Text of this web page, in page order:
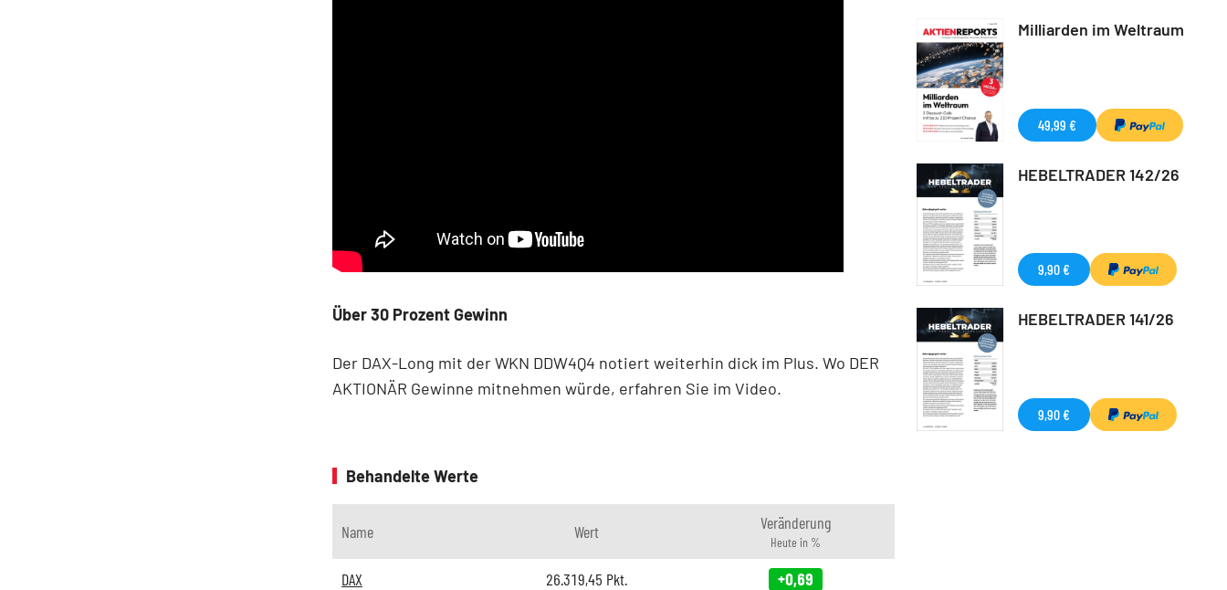
Über 30 Prozent Gewinn
Der DAX-Long mit der WKN DDW4Q4 notiert weiterhin dick im Plus. Wo DER
AKTIONÄR Gewinne mitnehmen würde, erfahren Sie im Video.
Behandelte Werte
Name Wert Veränderung
Heute in %
DAX 26.319,45 Pkt. +0,69
Milliarden im Weltraum
49,99 €
HEBELTRADER 142/26
9,90 €
HEBELTRADER 141/26
9,90 €